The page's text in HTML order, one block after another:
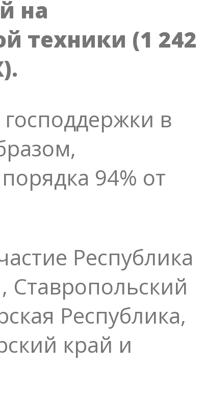
на
техники (1 242
в
94% от
Республика
Ставропольский
Республика,
край и